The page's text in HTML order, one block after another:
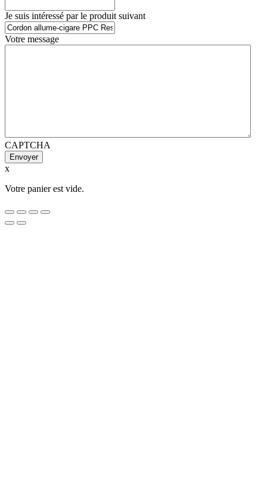
Je suis intéressé par le produit suivant
Votre message
CAPTCHA
x
Votre panier est vide.